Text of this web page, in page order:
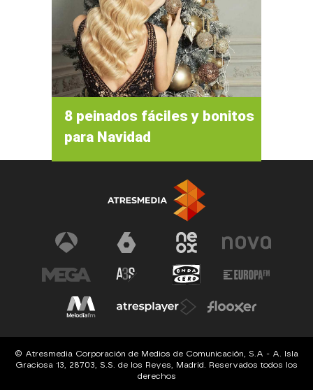
8 peinados fáciles y bonitos
para Navidad
© Atresmedia Corporación de Medios de Comunicación, S.A - A. Isla
Graciosa 13, 28703, S.S. de los Reyes, Madrid. Reservados todos los
derechos